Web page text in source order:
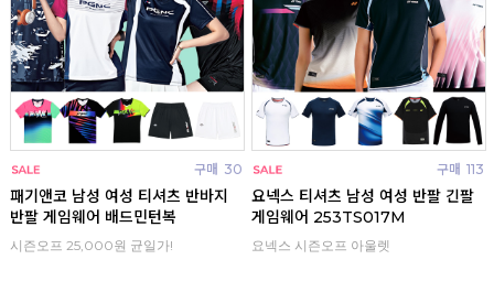
구매 30
패기앤코 남성 여성 티셔츠 반바지
반팔 게임웨어 배드민턴복
시즌오프 25,000원 균일가!
구매 113
요넥스 티셔츠 남성 여성 반팔 긴팔
게임웨어 253TS017M
요넥스 시즌오프 아울렛